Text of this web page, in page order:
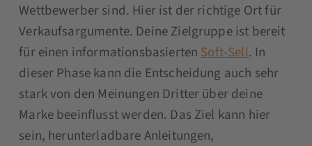
Wettbewerber sind. Hier ist der richtige Ort für
Verkaufsargumente. Deine Zielgruppe ist bereit
für einen informationsbasiertenSoft-Sell. In
dieser Phase kann die Entscheidung auch sehr
stark von den Meinungen Dritter über deine
Marke beeinflusst werden. Das Ziel kann hier
sein, herunterladbare Anleitungen,